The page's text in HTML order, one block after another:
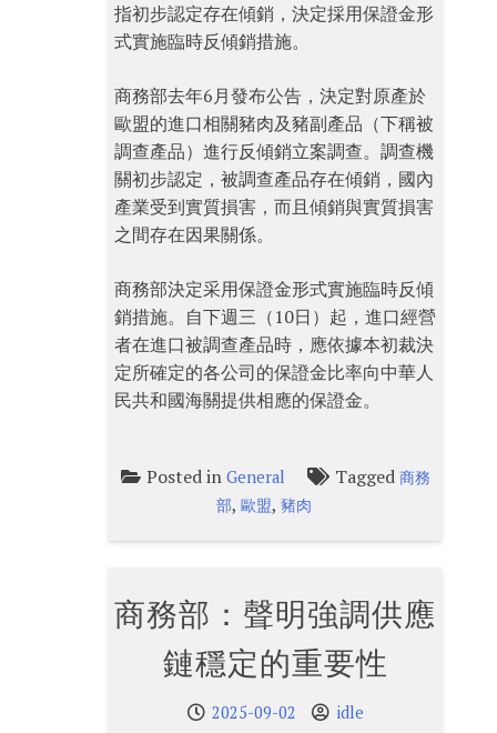
指初步認定存在傾銷，決定採用保證金形
式實施臨時反傾銷措施。
商務部去年6月發布公告，決定對原產於
歐盟的進口相關豬肉及豬副產品（下稱被
調查產品）進行反傾銷立案調查。調查機
關初步認定，被調查產品存在傾銷，國內
產業受到實質損害，而且傾銷與實質損害
之間存在因果關係。
商務部決定采用保證金形式實施臨時反傾
銷措施。自下週三（10日）起，進口經營
者在進口被調查產品時，應依據本初裁決
定所確定的各公司的保證金比率向中華人
民共和國海關提供相應的保證金。
Posted in General Tagged 商務
部,歐盟,豬肉
商務部：聲明強調供應
鏈穩定的重要性
2025-09-02 idle